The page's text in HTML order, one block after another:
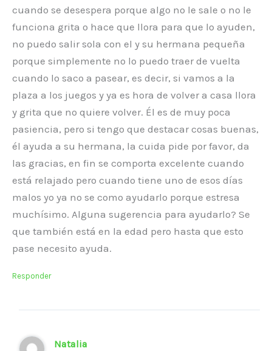
cuando se desespera porque algo no le sale o no le
funciona grita o hace que llora para que lo ayuden,
no puedo salir sola con el y su hermana pequeña
porque simplemente no lo puedo traer de vuelta
cuando lo saco a pasear, es decir, si vamos a la
plaza a los juegos y ya es hora de volver a casa llora
y grita que no quiere volver. Él es de muy poca
pasiencia, pero si tengo que destacar cosas buenas,
él ayuda a su hermana, la cuida pide por favor, da
las gracias, en fin se comporta excelente cuando
está relajado pero cuando tiene uno de esos días
malos yo ya no se como ayudarlo porque estresa
muchísimo. Alguna sugerencia para ayudarlo? Se
que también está en la edad pero hasta que esto
pase necesito ayuda.
Responder
Natalia